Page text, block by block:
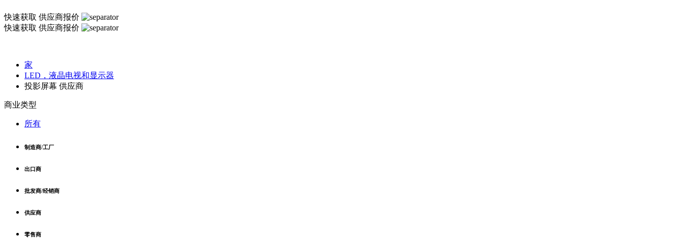
快速获取 供应商报价
快速获取 供应商报价
家
LED，液晶电视和显示器
投影屏幕 供应商
商业类型
所有
制造商/工厂
出口商
批发商/经销商
供应商
零售商